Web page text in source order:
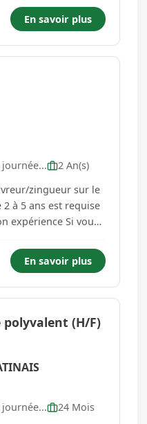
du personnel
prime de
( Convention 1951
En savoir plus
2 An(s)
zingueur sur le
à 5 ans est requise
expérience Si vous
pour vous Nos
En savoir plus
(H/F)
24 Mois